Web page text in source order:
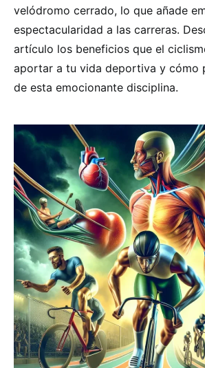
velódromo cerrado, lo que añade
espectacularidad a las carreras.
artículo los beneficios que el
aportar a tu vida deportiva y cómo
de esta emocionante disciplina.